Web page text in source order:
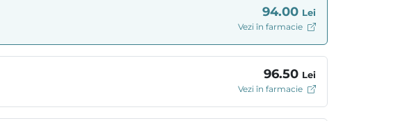
94.00 Lei
Vezi în farmacie
96.50 Lei
Vezi în farmacie